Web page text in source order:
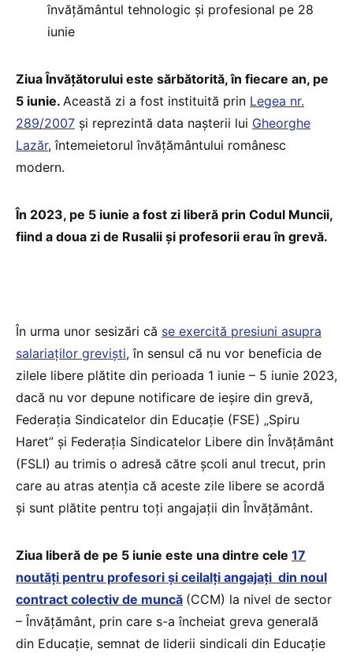
învățământul tehnologic și profesional pe 28
iunie
Ziua Învăţătorului este sărbătorită, în fiecare an, pe
5 iunie. Această zi a fost instituită prin Legea nr.
289/2007 şi reprezintă data naşterii lui Gheorghe
Lazăr, întemeietorul învăţământului românesc
modern.
În 2023, pe 5 iunie a fost zi liberă prin Codul Muncii,
fiind a doua zi de Rusalii și profesorii erau în grevă.
În urma unor sesizări că se exercită presiuni asupra
salariaților greviști, în sensul că nu vor beneficia de
zilele libere plătite din perioada 1 iunie – 5 iunie 2023,
dacă nu vor depune notificare de ieșire din grevă,
Federația Sindicatelor din Educație (FSE) „Spiru
Haret” și Federația Sindicatelor Libere din Învățământ
(FSLI) au trimis o adresă către școli anul trecut, prin
care au atras atenția că aceste zile libere se acordă
și sunt plătite pentru toți angajații din Învățământ.
Ziua liberă de pe 5 iunie este una dintre cele 17
noutăți pentru profesori și ceilalți angajați din noul
contract colectiv de muncă (CCM) la nivel de sector
– Învățământ, prin care s-a încheiat greva generală
din Educație, semnat de liderii sindicali din Educație